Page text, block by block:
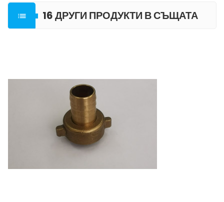

16 ДРУГИ ПРОДУКТИ В СЪЩАТА